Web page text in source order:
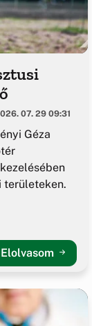
07. 29 09:31
Géza
területeken.
Elolvasom